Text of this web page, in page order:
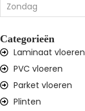
Zondag
Categorieën
Laminaat vloeren
PVC vloeren
Parket vloeren
Plinten